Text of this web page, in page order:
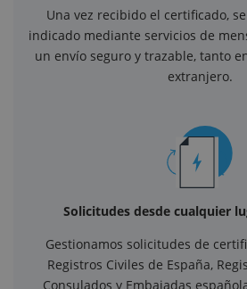
Una vez recibido el certificado,
indicado mediante servicios de
un envío seguro y trazable, tanto
extranjero.
Solicitudes desde cualquier
Gestionamos solicitudes de
Registros Civiles de España,
Consulados y Embajadas